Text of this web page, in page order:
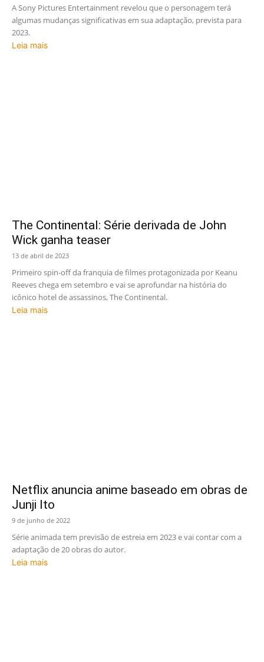
A Sony Pictures Entertainment revelou que o personagem terá
algumas mudanças significativas em sua adaptação, prevista para
2023.
Leia mais
The Continental: Série derivada de John
Wick ganha teaser
13 de abril de 2023
Primeiro spin-off da franquia de filmes protagonizada por Keanu
Reeves chega em setembro e vai se aprofundar na história do
icônico hotel de assassinos, The Continental.
Leia mais
Netflix anuncia anime baseado em obras de
Junji Ito
9 de junho de 2022
Série animada tem previsão de estreia em 2023 e vai contar com a
adaptação de 20 obras do autor.
Leia mais